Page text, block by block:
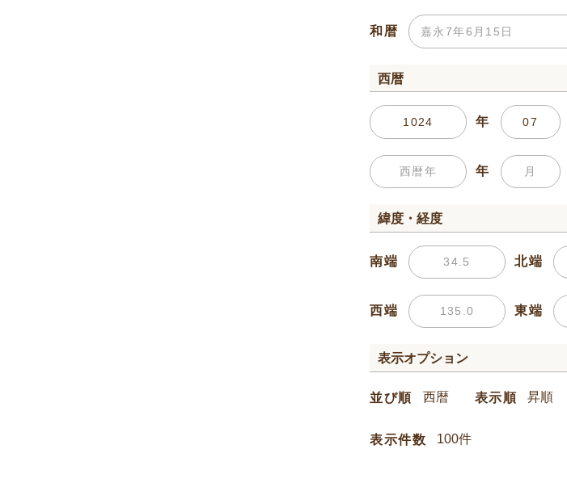
和暦
西暦
年
年
緯度・経度
南端 北端
西端 東端
表示オプション
並び順 表示順
表示件数